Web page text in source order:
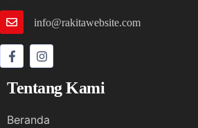
info@rakitawebsite.com
Tentang Kami
Beranda